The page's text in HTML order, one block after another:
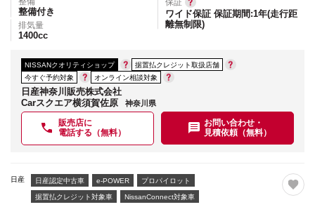
整備付き
排気量
1400cc
保証
ワイド保証 保証期間:1年(走行距
離無制限)
NISSANクオリティショップ
据置払クレジット取扱店舗
今すぐ予約対象
オンライン相談対象
日産神奈川販売株式会社
Carスクエア横須賀佐原
神奈川県
販売店に
電話する（無料）
お問い合わせ・
見積依頼（無料）
日産 日産認定中古車 e-POWER プロパイロット
据置払クレジット対象車 NissanConnect対象車